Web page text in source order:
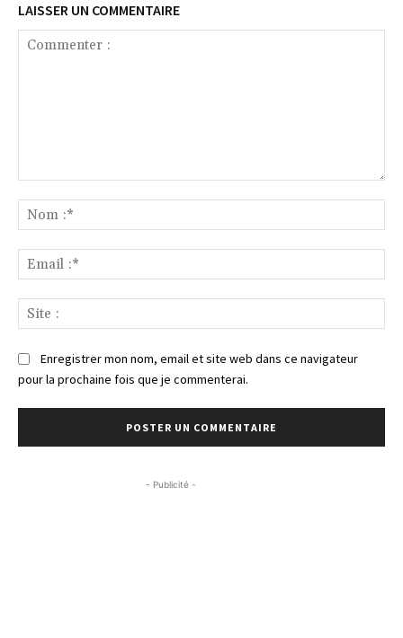
LAISSER UN COMMENTAIRE
:*
:*
:
Enregistrer mon nom, email et site web dans ce navigateur
pour la prochaine fois que je commenterai.
- Publicité -